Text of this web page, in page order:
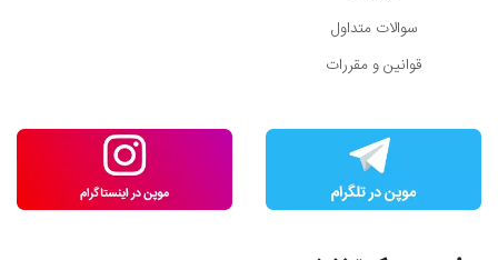
سوالات متداول
قوانین و مقررات